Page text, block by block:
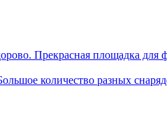
Прекрасная площадка для
количество разных